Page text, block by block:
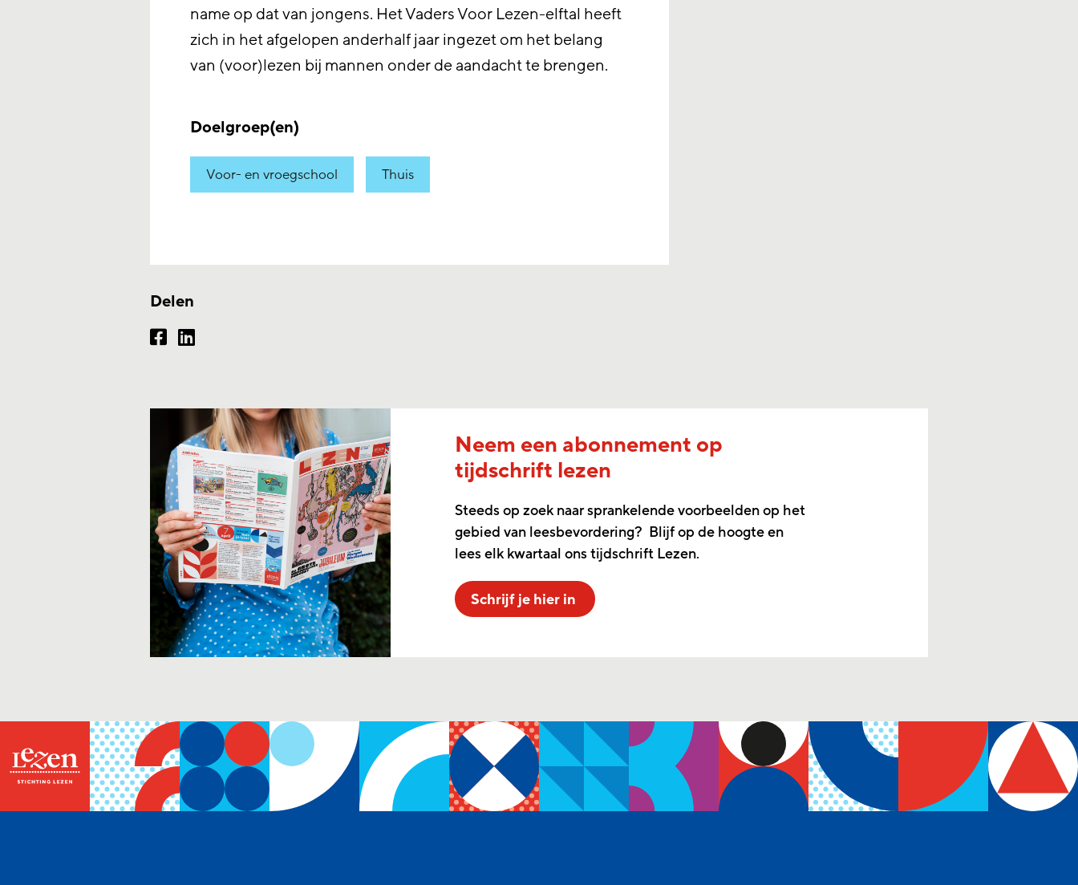
name op dat van jongens. Het Vaders Voor Lezen-elftal heeft
zich in het afgelopen anderhalf jaar ingezet om het belang
van (voor)lezen bij mannen onder de aandacht te brengen.
Doelgroep(en)
Voor- en vroegschool Thuis
Delen
Neem een abonnement op
tijdschrift lezen
Steeds op zoek naar sprankelende voorbeelden op het
gebied van leesbevordering? Blijf op de hoogte en
lees elk kwartaal ons tijdschrift Lezen.
Schrijf je hier in